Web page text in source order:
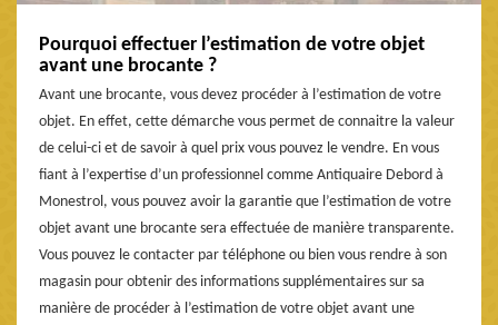
Pourquoi effectuer l’estimation de votre objet
avant une brocante ?
Avant une brocante, vous devez procéder à l’estimation de votre
objet. En effet, cette démarche vous permet de connaitre la valeur
de celui-ci et de savoir à quel prix vous pouvez le vendre. En vous
fiant à l’expertise d’un professionnel comme Antiquaire Debord à
Monestrol, vous pouvez avoir la garantie que l’estimation de votre
objet avant une brocante sera effectuée de manière transparente.
Vous pouvez le contacter par téléphone ou bien vous rendre à son
magasin pour obtenir des informations supplémentaires sur sa
manière de procéder à l’estimation de votre objet avant une